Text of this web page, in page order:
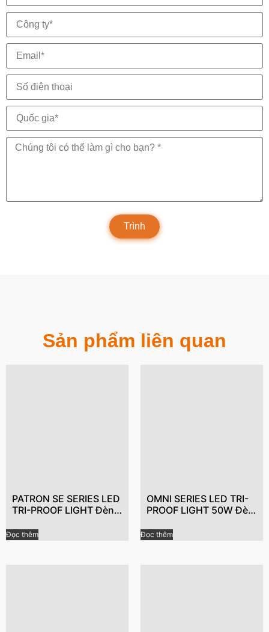
Trình
Sản phẩm liên quan
PATRON SE SERIES LED
TRI-PROOF LIGHT Đèn
Chiếu sáng nhà để xe
Đọc thêm
OMNI SERIES LED TRI-
PROOF LIGHT 50W Đèn
Ánh sáng chống ăn
Đọc thêm